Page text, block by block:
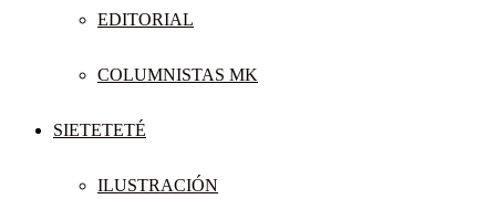
EDITORIAL
COLUMNISTAS MK
SIETETETÉ
ILUSTRACIÓN